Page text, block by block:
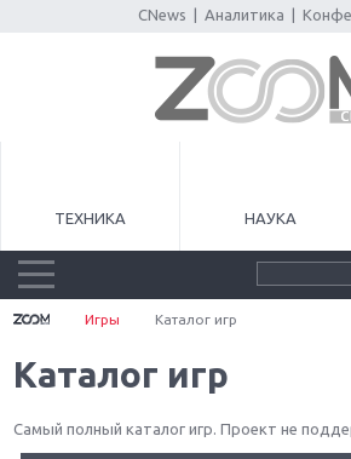
CNews Аналитика
ТЕХНИКА НАУКА
Игры Каталог игр
Каталог игр
Самый полный каталог игр. Проект не